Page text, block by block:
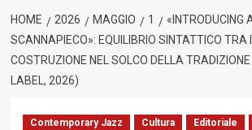
HOME 2026 MAGGIO 1
«INTRODUCING
SCANNAPIECO»: EQUILIBRIO SINTATTICO TRA
COSTRUZIONE NEL SOLCO DELLA
LABEL, 2026)
Contemporary Jazz Cultura Editoriale